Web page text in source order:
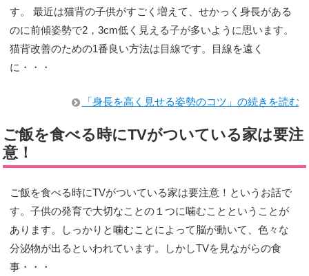
す。 最近は猫背の子供がすごく増えて、せかっく身長がある
のに前傾姿勢で2，3cm低く見える子が多いように思います。
猫背改善のための1番良い方法は目線です。目線を遠く
に・・・
「身長を高く見せる姿勢のコツ」の続きを読む
ご飯を食べる時にTVがついている家は要注
意！
ご飯を食べる時にTVがついている家は要注意！というお話で
す。子供の発育で大切なことの１つに噛むことということが
あります。しっかりと噛むことによって脳が動いて、色々な
分泌物が出るといわれています。しかしTVを見ながらの食
事・・・